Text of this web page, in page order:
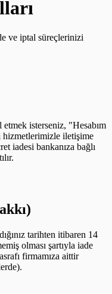
ve iptal süreçlerinizi
isterseniz, "Hesabım
hizmetlerimizle iletişime
iadesi bankanıza bağlı
tarihten itibaren 14
olması şartıyla iade
firmamıza aittir